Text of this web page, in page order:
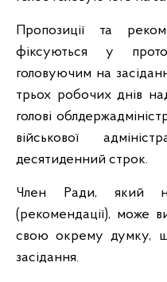
Пропозиції та
фіксуються у
головуючим на
трьох робочих днів
голові
військової
десятиденний строк.
Член Ради, який не
(рекомендації), може
свою окрему думку,
засідання.